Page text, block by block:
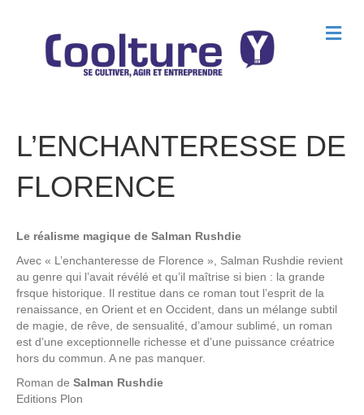
M
e
L’ENCHANTERESSE DE
FLORENCE
Le réalisme magique de Salman Rushdie
Avec « L’enchanteresse de Florence », Salman Rushdie revient
au genre qui l’avait révélé et qu’il maîtrise si bien : la grande
frsque historique. Il restitue dans ce roman tout l’esprit de la
renaissance, en Orient et en Occident, dans un mélange subtil
de magie, de rêve, de sensualité, d’amour sublimé, un roman
est d’une exceptionnelle richesse et d’une puissance créatrice
hors du commun. A ne pas manquer.
Roman de Salman Rushdie
Editions Plon